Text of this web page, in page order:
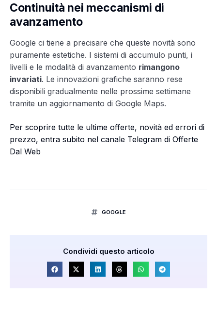
Continuità nei meccanismi di
avanzamento
Google ci tiene a precisare che queste novità sono
puramente estetiche. I sistemi di accumulo punti, i
livelli e le modalità di avanzamento rimangono
invariati. Le innovazioni grafiche saranno rese
disponibili gradualmente nelle prossime settimane
tramite un aggiornamento di Google Maps.
Per scoprire tutte le ultime offerte, novità ed errori di
prezzo, entra subito nel canale Telegram di Offerte
Dal Web
GOOGLE
Condividi questo articolo